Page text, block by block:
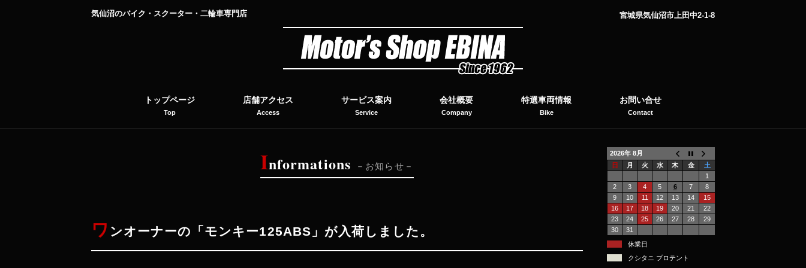
気仙沼のバイク・スクーター・二輪車専門店 宮城県気仙沼市上田中2-1-8
トップページ
Top
店舗アクセス
Access
サービス案内
Service
会社概要
Company
特選車両情報
Bike
お問い合せ
Contact
Informations お知らせ
ワ ンオーナーの「モンキー125ABS」が入荷しました。
2026年 8月
日
月 火 水 木 金
土
1
2
3 4 5 6 7
8
9
10 11 12 13 14
15
16
17 18 19 20 21
22
23
24 25 26 27 28
29
30
31
休業日
クシタニ プロテント